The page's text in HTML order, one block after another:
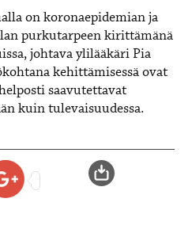
on koronaepidemian ja
purkutarpeen kirittämänä
johtava ylilääkäri Pia
kehittämisessä ovat
saavutettavat
kuin tulevaisuudessa.